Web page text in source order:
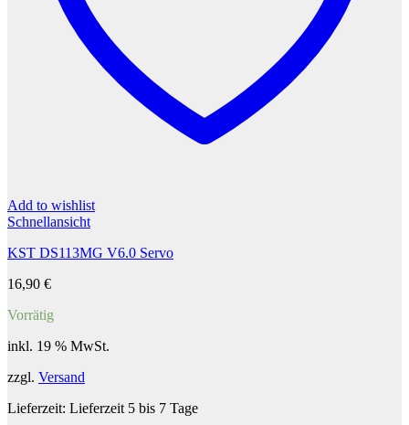
Add to wishlist
Schnellansicht
KST DS113MG V6.0 Servo
16,90 €
Vorrätig
inkl. 19 % MwSt.
zzgl. Versand
Lieferzeit: Lieferzeit 5 bis 7 Tage